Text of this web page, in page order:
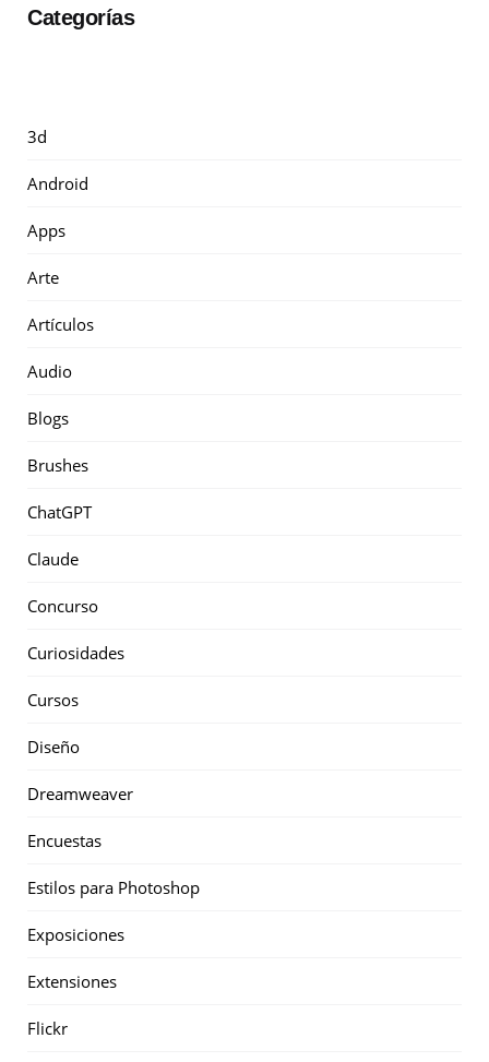
Categorías
3d
Android
Apps
Arte
Artículos
Audio
Blogs
Brushes
ChatGPT
Claude
Concurso
Curiosidades
Cursos
Diseño
Dreamweaver
Encuestas
Estilos para Photoshop
Exposiciones
Extensiones
Flickr